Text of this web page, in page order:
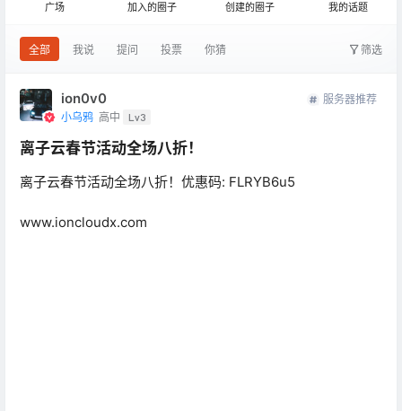
广场 加入的圈子 创建的圈子 我的话题
全部 我说 提问 投票 你猜 筛选
ion0v0
小乌鸦 高中 Lv3
服务器推荐
离子云春节活动全场八折！
离子云春节活动全场八折！优惠码: FLRYB6u5
www.ioncloudx.com